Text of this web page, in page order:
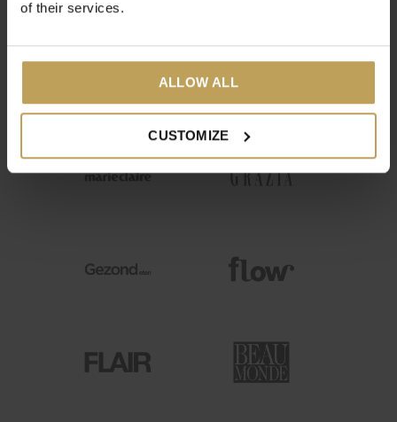
of their services.
ALLOW ALL
CUSTOMIZE